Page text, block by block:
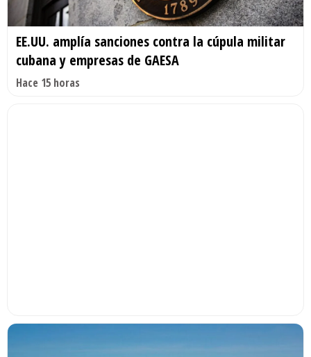
EE.UU. amplía sanciones contra la cúpula militar
cubana y empresas de GAESA
Hace 15 horas